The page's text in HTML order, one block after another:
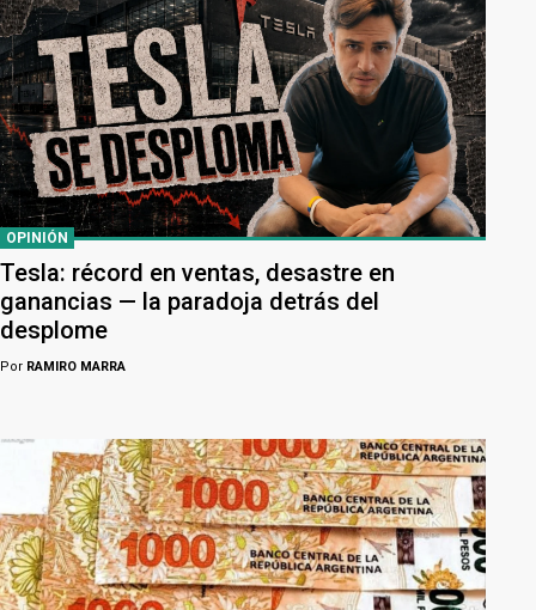
OPINIÓN
Tesla: récord en ventas, desastre en
ganancias — la paradoja detrás del
desplome
Por RAMIRO MARRA